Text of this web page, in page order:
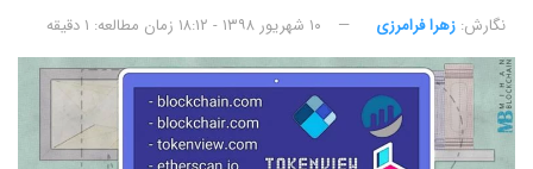
نگارش:‌ زهرا فرامرزی ۱۰ شهریور ۱۳۹۸ - ۱۸:۱۲ زمان مطالعه: ۱ دقیقه